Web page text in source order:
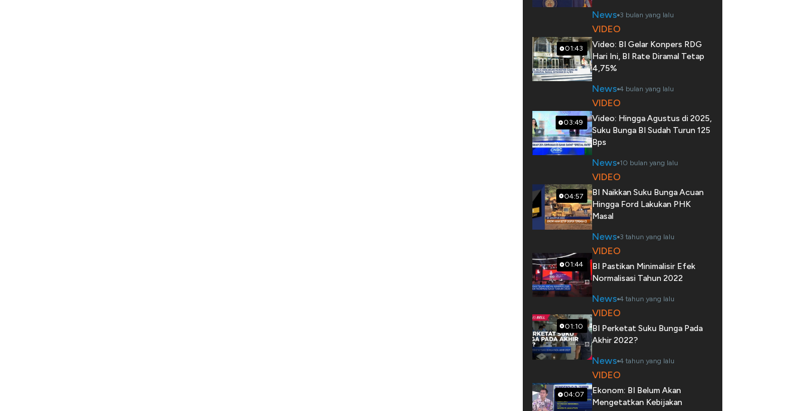
News 3 bulan yang lalu
01:43
VIDEO
Video: BI Gelar Konpers RDG
Hari Ini, BI Rate Diramal Tetap
4,75%
News 4 bulan yang lalu
03:49
VIDEO
Video: Hingga Agustus di 2025,
Suku Bunga BI Sudah Turun 125
Bps
News 10 bulan yang lalu
04:57
VIDEO
BI Naikkan Suku Bunga Acuan
Hingga Ford Lakukan PHK
Masal
News 3 tahun yang lalu
01:44
VIDEO
BI Pastikan Minimalisir Efek
Normalisasi Tahun 2022
News 4 tahun yang lalu
01:10
VIDEO
BI Perketat Suku Bunga Pada
Akhir 2022?
News 4 tahun yang lalu
04:07
VIDEO
Ekonom: BI Belum Akan
Mengetatkan Kebijakan